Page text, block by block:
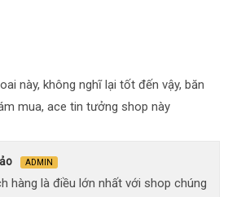
này, không nghĩ lại tốt đến vậy, băn
mua, ace tin tưởng shop này
ADMIN
hàng là điều lớn nhất với shop chúng